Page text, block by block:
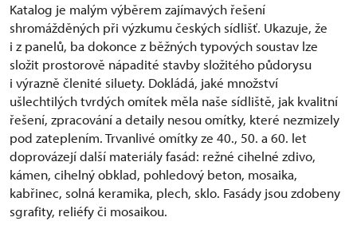
Katalog je malým výběrem zajímavých řešení
shromážděných při výzkumu českých sídlišť. Ukazuje, že
i z panelů, ba dokonce z běžných typových soustav lze
složit prostorově nápadité stavby složitého půdorysu
i výrazně členité siluety. Dokládá, jaké množství
ušlechtilých tvrdých omítek měla naše sídliště, jak kvalitní
řešení, zpracování a detaily nesou omítky, které nezmizely
pod zateplením. Trvanlivé omítky ze 40., 50. a 60. let
doprovázejí další materiály fasád: režné cihelné zdivo,
kámen, cihelný obklad, pohledový beton, mosaika,
kabřinec, solná keramika, plech, sklo. Fasády jsou zdobeny
sgrafity, reliéfy či mosaikou.